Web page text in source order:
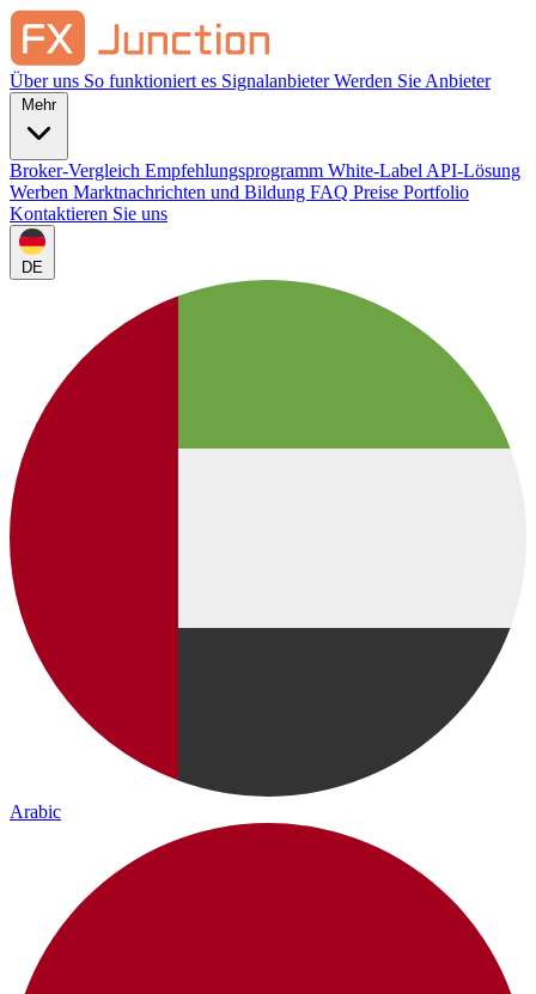
Über uns So funktioniert es SignalanbieterWerden Sie Anbieter
Mehr
Broker-Vergleich Empfehlungsprogramm White-Label API-Lösung
Werben Marktnachrichten und Bildung FAQ Preise Portfolio
Kontaktieren Sie uns
DE
Arabic